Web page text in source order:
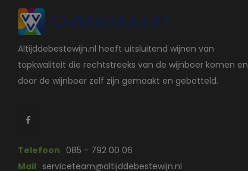
Altijddebestewijn.nl heeft uitsluitend wijnen van
topkwaliteit die rechtstreeks van de wijnboer komen en
door de wijnboer zelf zijn gemaakt en gebotteld.
Telefoon 085 - 792 00 06
Mail serviceteam@altijddebestewijn.nl